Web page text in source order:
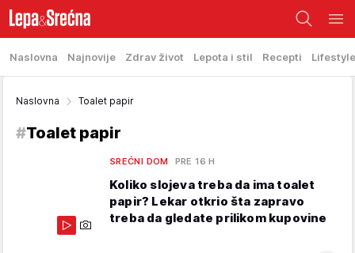
Naslovna Najnovije Zdrav život Lepota i stil Recepti Lifestyle
Naslovna Toalet papir
#Toalet papir
SREĆNI DOM PRE 16 H
Koliko slojeva treba da ima toalet
papir? Lekar otkrio šta zapravo
treba da gledate prilikom kupovine